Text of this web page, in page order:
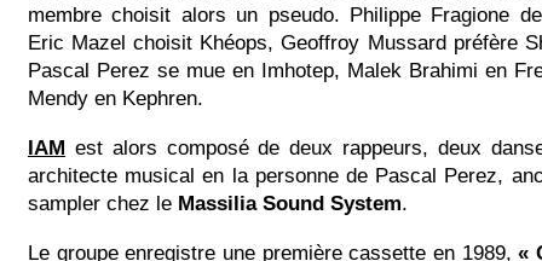
membre choisit alors un pseudo. Philippe Fragione
Eric Mazel choisit Khéops, Geoffroy Mussard préfère
Pascal Perez se mue en Imhotep, Malek Brahimi en
Mendy en Kephren.
IAM est alors composé de deux rappeurs, deux
architecte musical en la personne de Pascal Perez,
sampler chez le Massilia Sound System.
Le groupe enregistre une première cassette en 1989,«